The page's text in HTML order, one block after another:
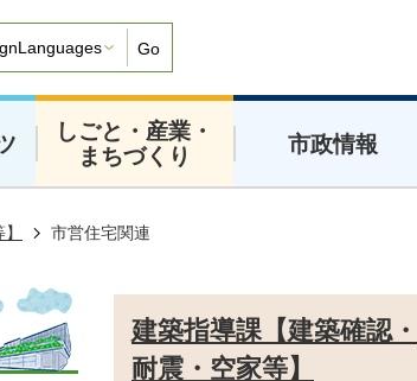
Go
しごと・産業・
まちづくり
市政情報
市営住宅関連
建築指導課【建築確認・
耐震・空家等】